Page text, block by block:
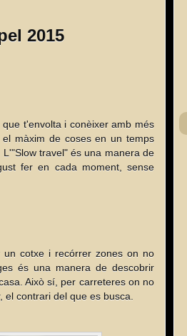
2015
t'envolta i conèixer amb més
màxim de coses en un temps
travel" és una manera de
fer en cada moment, sense
cotxe i recórrer zones on no
és una manera de descobrir
Això sí, per carreteres on no
contrari del que es busca.